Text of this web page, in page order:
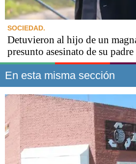
SOCIEDAD.
Detuvieron al hijo de un
presunto asesinato de su
En esta misma sección